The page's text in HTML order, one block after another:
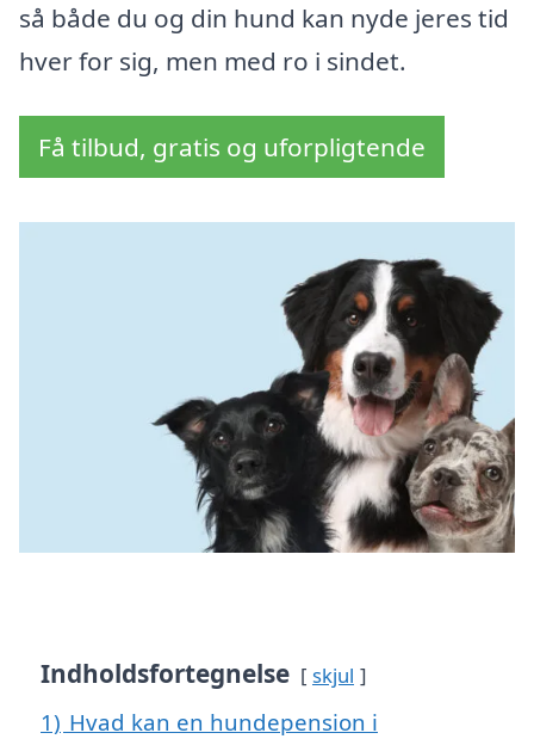
så både du og din hund kan nyde jeres tid
hver for sig, men med ro i sindet.
Få tilbud, gratis og uforpligtende
Indholdsfortegnelse skjul
1) Hvad kan en hundepension i